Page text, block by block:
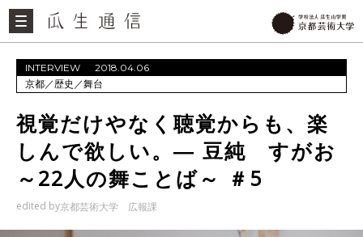
INTERVIEW 2018.04.06
京都／歴史 ／舞台
視覚だけやなく聴覚からも、楽
しんで欲しい。― 豆純 すがお
～22人の舞ことば～ ＃5
edited by京都芸術大学 広報課